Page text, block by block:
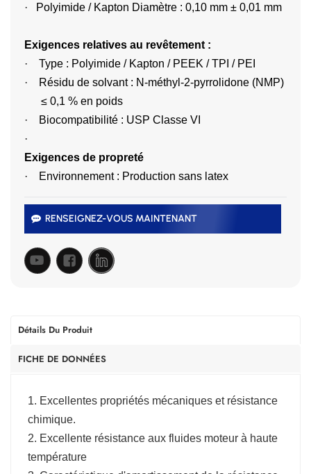
·
Polyimide / Kapton Diamètre : 0,10 mm ± 0,01 mm
Exigences relatives au revêtement :
·
Type : Polyimide / Kapton / PEEK / TPI / PEI
·
Résidu de solvant : N-méthyl-2-pyrrolidone (NMP)
≤ 0,1 % en poids
·
Biocompatibilité : USP Classe VI
·
Exigences de propreté
·
Environnement : Production sans latex
RENSEIGNEZ-VOUS MAINTENANT
Détails Du Produit
FICHE DE DONNÉES
1. Excellentes propriétés mécaniques et résistance
chimique.
2. Excellente résistance aux fluides moteur à haute
température